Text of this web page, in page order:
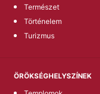
Természet
Történelem
Turizmus
ÖRÖKSÉGHELYSZÍNEK